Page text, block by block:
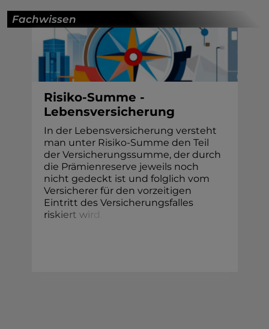
Fachwissen
Risiko-Summe -
Lebensversicherung
In der Lebensversicherung versteht
man unter Risiko-Summe den Teil
der Versicherungssumme, der durch
die Prämienreserve jeweils noch
nicht gedeckt ist und folglich vom
Versicherer für den vorzeitigen
Eintritt des Versicherungsfalles
riskiert wird